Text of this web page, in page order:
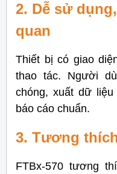
2. Dễ sử
quan
Thiết bị có giao
thao tác. Người
chóng, xuất dữ
báo cáo chuẩn.
3. Tương
FTBx-570 tương